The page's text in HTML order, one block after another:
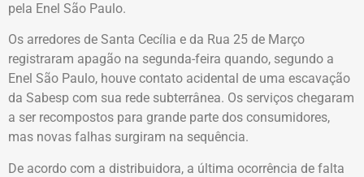
pela Enel São Paulo.
Os arredores de Santa Cecília e da Rua 25 de Março
registraram apagão na segunda-feira quando, segundo a
Enel São Paulo, houve contato acidental de uma escavação
da Sabesp com sua rede subterrânea. Os serviços chegaram
a ser recompostos para grande parte dos consumidores,
mas novas falhas surgiram na sequência.
De acordo com a distribuidora, a última ocorrência de falta